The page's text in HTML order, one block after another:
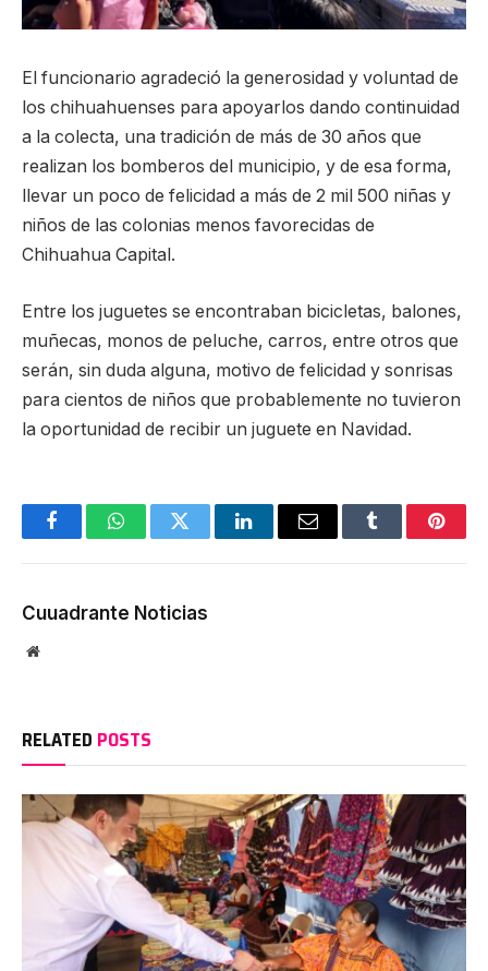
El funcionario agradeció la generosidad y voluntad de
los chihuahuenses para apoyarlos dando continuidad
a la colecta, una tradición de más de 30 años que
realizan los bomberos del municipio, y de esa forma,
llevar un poco de felicidad a más de 2 mil 500 niñas y
niños de las colonias menos favorecidas de
Chihuahua Capital.
Entre los juguetes se encontraban bicicletas, balones,
muñecas, monos de peluche, carros, entre otros que
serán, sin duda alguna, motivo de felicidad y sonrisas
para cientos de niños que probablemente no tuvieron
la oportunidad de recibir un juguete en Navidad.
FacebookWhatsAppTwitter LinkedInEmail Tumblr
Cuuadrante Noticias
Website
RELATED POSTS